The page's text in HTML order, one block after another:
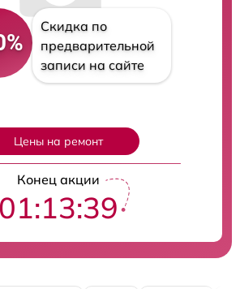
Скидка по
предварительной
записи на сайте
Цены на ремонт
Конец акции
01:13:38